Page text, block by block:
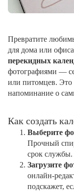
Превратите
для дома или
перекидных
фотографиями —
или питомцев. Это
напоминание о
Как создать
Выберите
Прочный
срок службы.
Загрузите
онлайн-
подскажет,